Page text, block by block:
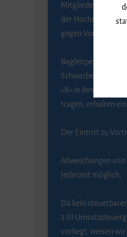
Mitglieder der
der Hochschule für
gegen Vorlage des
Begleitpersonen
»B« in ihrem
tragen, erhalten
Der Eintritt zu
Abweichungen von
jederzeit möglich.
Da kein
2 III
vorliegt, weisen wir